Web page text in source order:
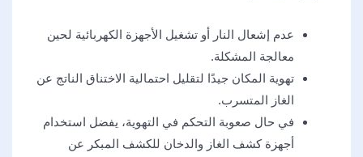
عدم إشعال النار أو تشغيل الأجهزة الكهربائية لحين
معالجة المشكلة.
تهوية المكان جيدًا لتقليل احتمالية الاختناق الناتج عن
الغاز المتسرب.
في حال صعوبة التحكم في التهوية، يفضل استخدام
أجهزة كشف الغاز والدخان للكشف المبكر عن